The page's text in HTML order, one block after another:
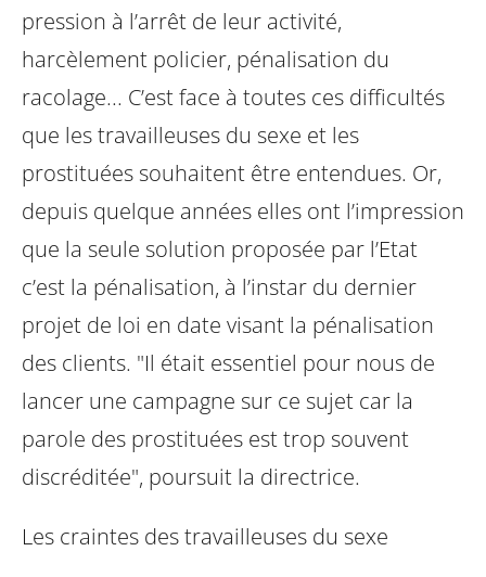
pression à l’arrêt de leur activité,
harcèlement policier, pénalisation du
racolage... C’est face à toutes ces difficultés
que les travailleuses du sexe et les
prostituées souhaitent être entendues. Or,
depuis quelque années elles ont l’impression
que la seule solution proposée par l’Etat
c’est la pénalisation, à l’instar du dernier
projet de loi en date visant la pénalisation
des clients. "Il était essentiel pour nous de
lancer une campagne sur ce sujet car la
parole des prostituées est trop souvent
discréditée", poursuit la directrice.
Les craintes des travailleuses du sexe